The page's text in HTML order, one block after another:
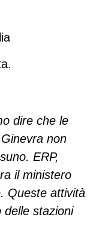
dire che le
non
ERP,
il ministero
Queste attività
delle stazioni